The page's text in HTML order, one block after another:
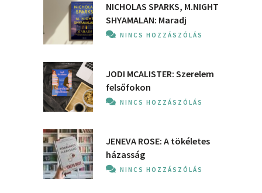
NICHOLAS SPARKS, M.NIGHT
SHYAMALAN: Maradj
NINCS HOZZÁSZÓLÁS
JODI MCALISTER: Szerelem
felsőfokon
NINCS HOZZÁSZÓLÁS
JENEVA ROSE: A ​tökéletes
házasság
NINCS HOZZÁSZÓLÁS